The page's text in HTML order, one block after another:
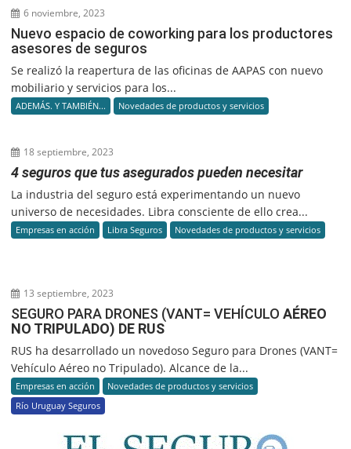
6 noviembre, 2023
Nuevo espacio de coworking para los productores
asesores de seguros
Se realizó la reapertura de las oficinas de AAPAS con nuevo
mobiliario y servicios para los...
ADEMÁS. Y TAMBIÉN... Novedades de productos y servicios
18 septiembre, 2023
4 seguros que tus asegurados pueden necesitar
La industria del seguro está experimentando un nuevo
universo de necesidades. Libra consciente de ello crea...
Empresas en acción Libra Seguros Novedades de productos y servicios
13 septiembre, 2023
SEGURO PARA DRONES (VANT= VEHÍCULOAÉREO
NO TRIPULADO) DE RUS
RUS ha desarrollado un novedoso Seguro para Drones (VANT=
Vehículo Aéreo no Tripulado). Alcance de la...
Empresas en acción
Novedades de productos y servicios
Río Uruguay Seguros